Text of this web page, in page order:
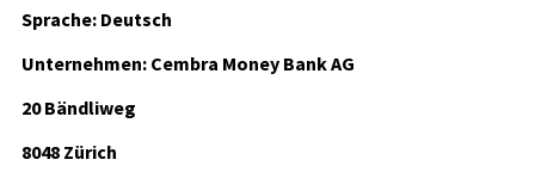
Sprache: Deutsch
Unternehmen: Cembra Money Bank AG
20 Bändliweg
8048 Zürich